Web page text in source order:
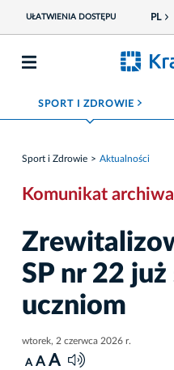
UŁATWIENIA DOSTĘPU PL
SPORT I ZDROWIE ROZWIŃ MENU
Sport i Zdrowie Aktualności
Komunikat
SP nr 22 już
uczniom
wtorek, 2 czerwca 2026 r.
A A A